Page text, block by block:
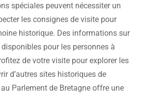
spéciales peuvent nécessiter un
les consignes de visite pour
historique. Des informations sur
pour les personnes à
de votre visite pour explorer les
d’autres sites historiques de
Parlement de Bretagne offre une